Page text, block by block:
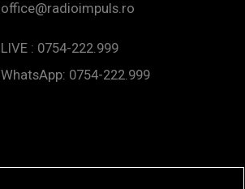
office@radioimpuls.ro
LIVE : 0754-222.999
WhatsApp: 0754-222.999